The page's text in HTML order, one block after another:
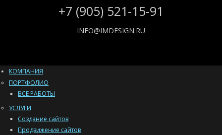
+7 (905) 521-15-91
INFO@IMDESIGN.RU
КОМПАНИЯ
ПОРТФОЛИО
ВСЕ РАБОТЫ
УСЛУГИ
Создание сайтов
Продвижение сайтов